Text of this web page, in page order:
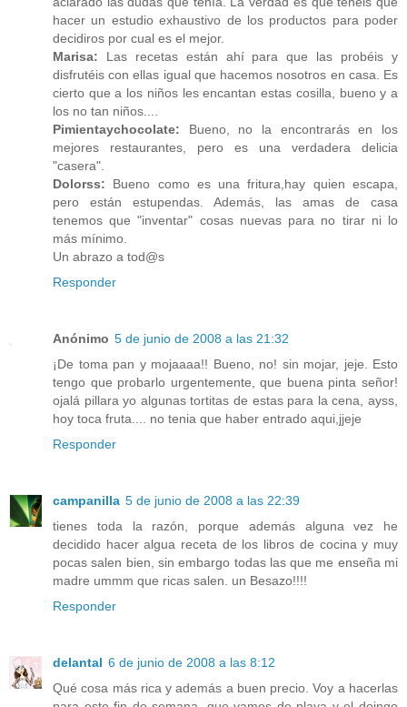
hacer un estudio exhaustivo de los productos para poder
decidiros por cual es el mejor.
Marisa: Las recetas están ahí para que las probéis y
disfrutéis con ellas igual que hacemos nosotros en casa. Es
cierto que a los niños les encantan estas cosilla, bueno y a
los no tan niños....
Pimientaychocolate: Bueno, no la encontrarás en los
mejores restaurantes, pero es una verdadera delicia
"casera".
Dolorss: Bueno como es una fritura,hay quien escapa,
pero están estupendas. Además, las amas de casa
tenemos que "inventar" cosas nuevas para no tirar ni lo
más mínimo.
Un abrazo a tod@s
Responder
Anónimo 5 de junio de 2008 a las 21:32
¡De toma pan y mojaaaa!! Bueno, no! sin mojar, jeje. Esto
tengo que probarlo urgentemente, que buena pinta señor!
ojalá pillara yo algunas tortitas de estas para la cena, ayss,
hoy toca fruta.... no tenia que haber entrado aqui,jjeje
Responder
campanilla 5 de junio de 2008 a las 22:39
tienes toda la razón, porque además alguna vez he
decidido hacer algua receta de los libros de cocina y muy
pocas salen bien, sin embargo todas las que me enseña mi
madre ummm que ricas salen. un Besazo!!!!
Responder
delantal 6 de junio de 2008 a las 8:12
Qué cosa más rica y además a buen precio. Voy a hacerlas